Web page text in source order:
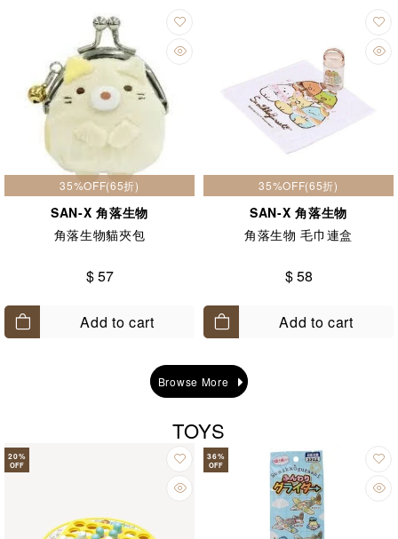
35%OFF(65折)
SAN-X 角落生物
角落生物貓夾包
$ 57
Add to cart
35%OFF(65折)
SAN-X 角落生物
角落生物 毛巾連盒
$ 58
Add to cart
Browse More
TOYS
20%
OFF
36%
OFF